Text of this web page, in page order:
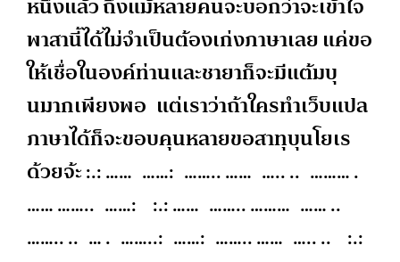
พาสานี้ได้ไม่จำเป็นต้องเก่งภาษาเลย แค่ขอ
ให้เชื่อในองค์ท่านและชายาก็จะมีแต้มบุ
นมากเพียงพอ แต่เราว่าถ้าใครทำเว็บแปล
ภาษาได้ก็จะขอบคุนหลายขอสาทุบุนโยเร
ด้วยจ้ะ :.: …… ……: …….. …… ….. .. ……… .
…… …….. ……: :.: …… …….. ……… …… ..
…….. .. … . ……..: ……: …….. …… ….. .. :.: